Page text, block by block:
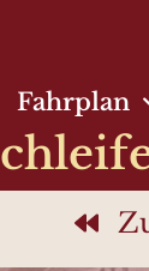
Fahrplan